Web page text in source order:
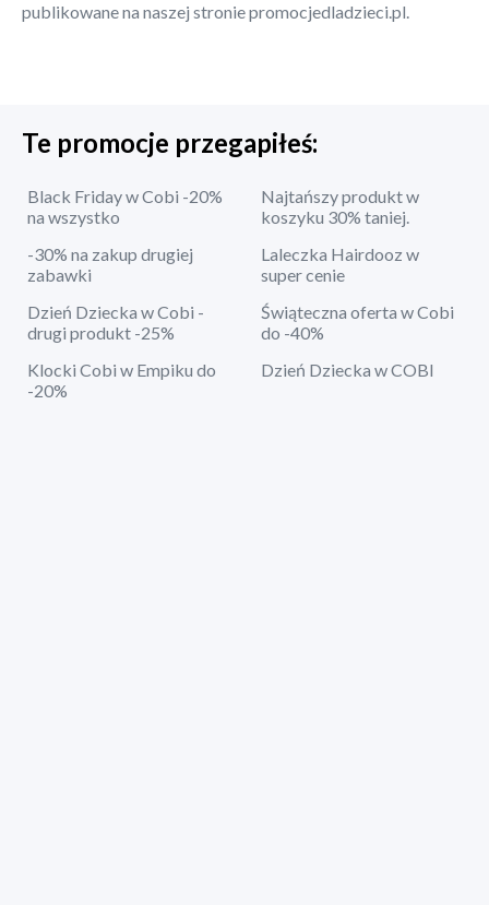
publikowane na naszej stronie promocjedladzieci.pl.
Te promocje przegapiłeś:
Black Friday w Cobi -20%
na wszystko
Najtańszy produkt w
koszyku 30% taniej.
-30% na zakup drugiej
zabawki
Laleczka Hairdooz w
super cenie
Dzień Dziecka w Cobi -
drugi produkt -25%
Świąteczna oferta w Cobi
do -40%
Klocki Cobi w Empiku do
-20%
Dzień Dziecka w COBI